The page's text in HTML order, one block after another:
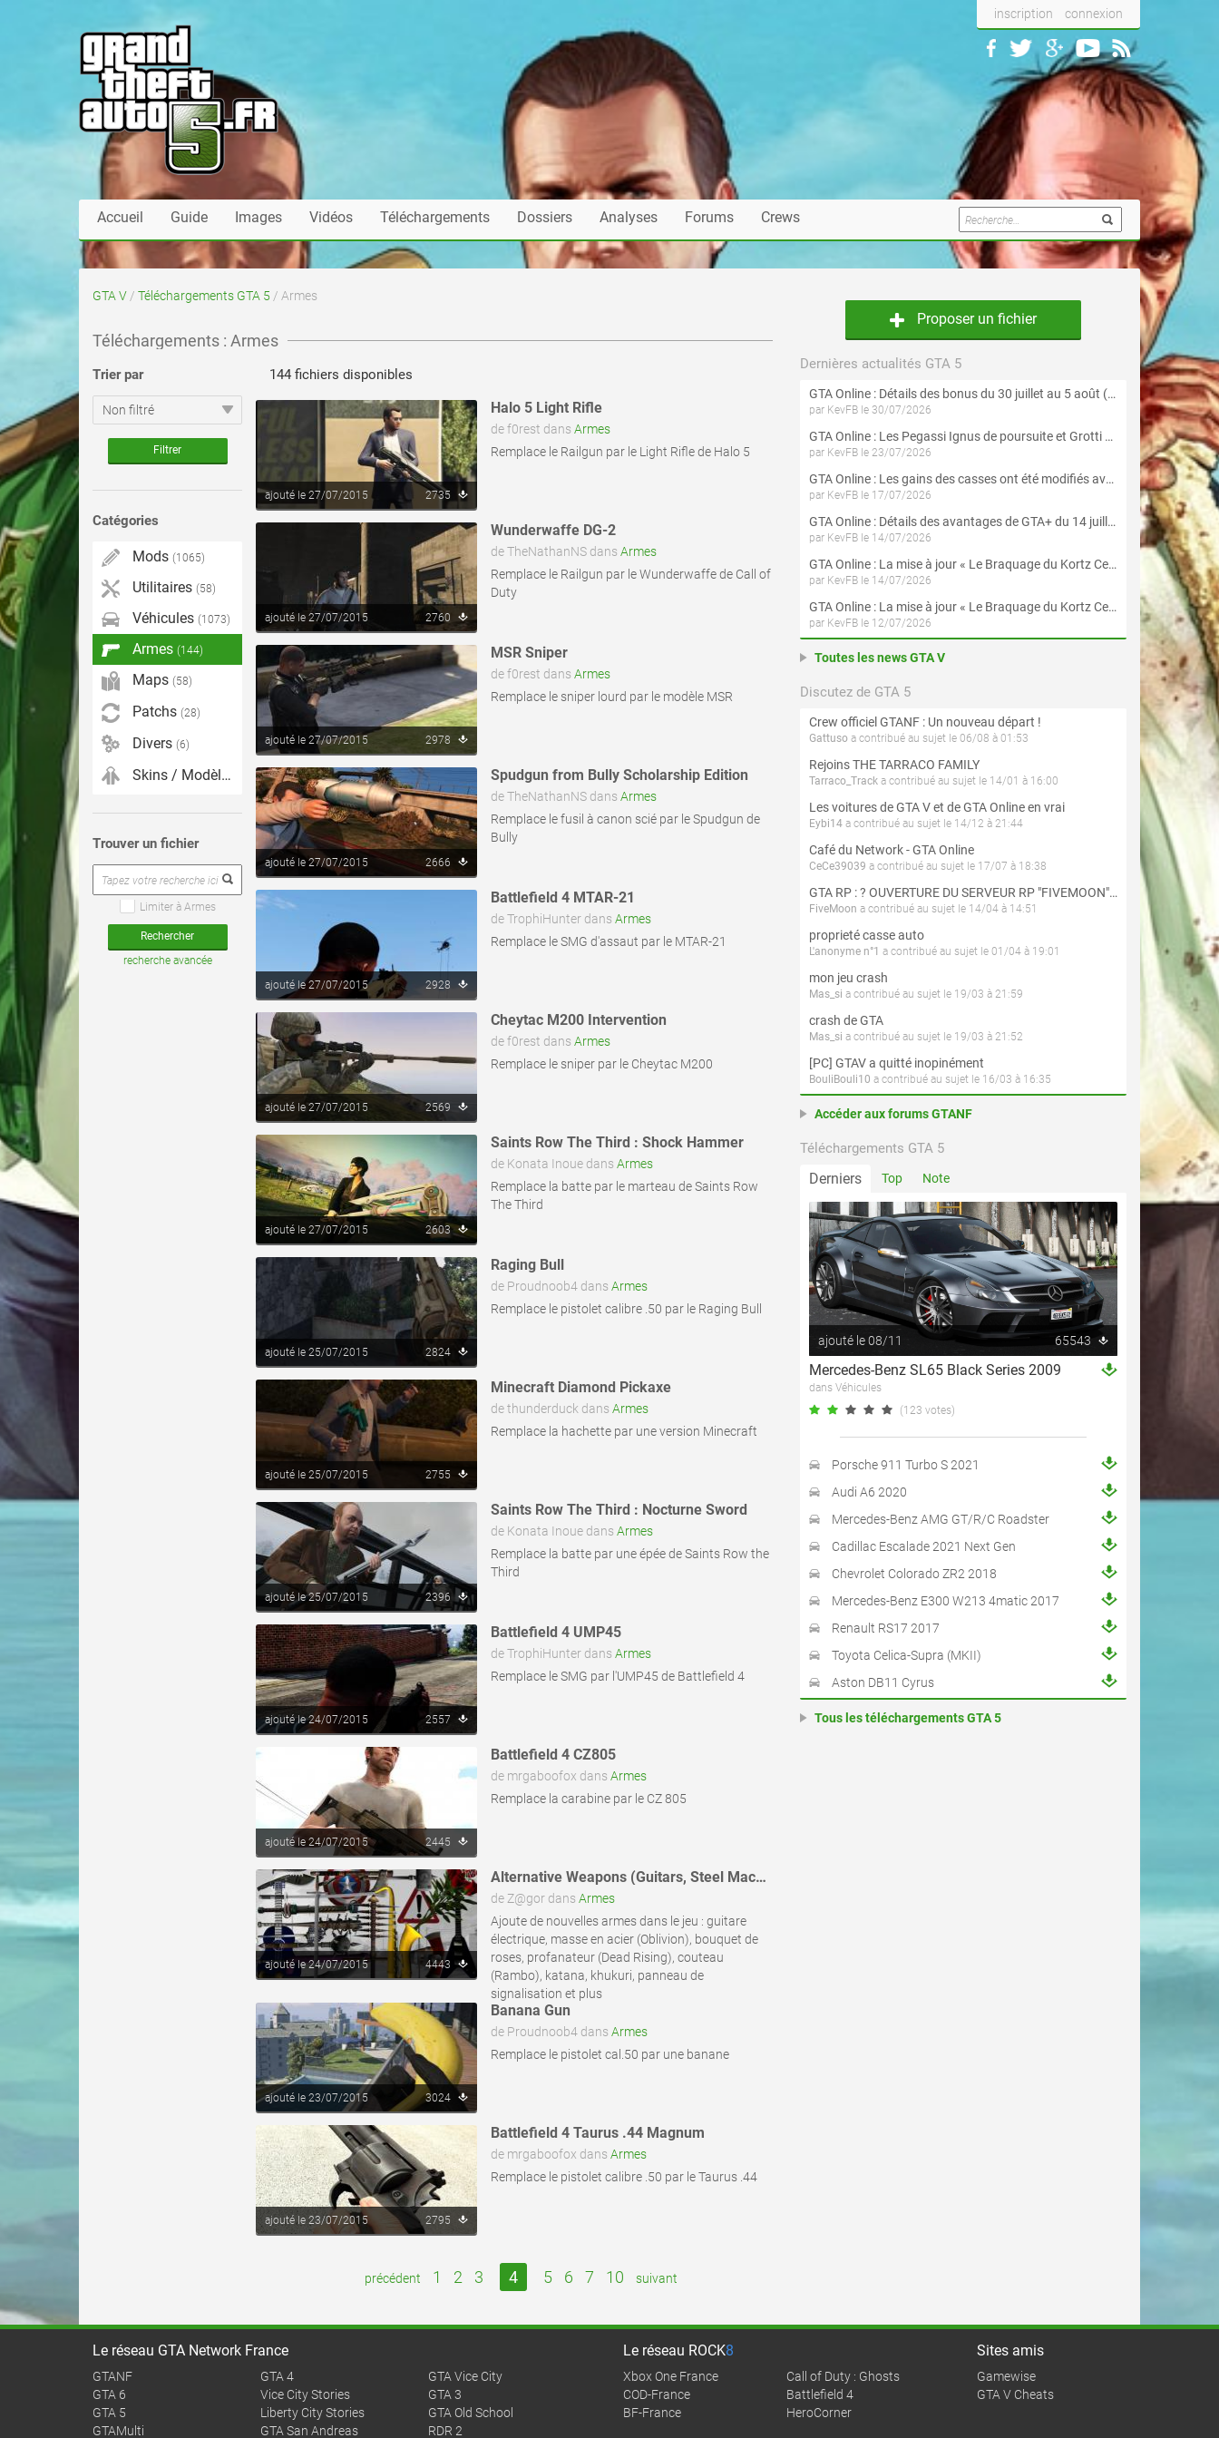
inscription connexion
Accueil Guide Images Vidéos Téléchargements Dossiers Analyses Forums Crews
GTA V / Téléchargements GTA 5 / Armes
Téléchargements : Armes
Trier par
Catégories
Mods (1065)
Utilitaires (58)
Véhicules (1073)
Armes (144)
Maps (58)
Patchs (28)
Divers (6)
Skins / Modèles (430)
Trouver un fichier
Limiter à Armes
recherche avancée
144 fichiers disponibles
ajouté le 27/07/2015 2735
Halo 5 Light Rifle
de f0rest dans Armes
Remplace le Railgun par le Light Rifle de Halo 5
voir ce fichier
ajouté le 27/07/2015 2760
Wunderwaffe DG-2
de TheNathanNS dans Armes
Remplace le Railgun par le Wunderwaffe de Call of
Duty
voir ce fichier
ajouté le 27/07/2015 2978
MSR Sniper
de f0rest dans Armes
Remplace le sniper lourd par le modèle MSR
voir ce fichier
ajouté le 27/07/2015 2666
Spudgun from Bully Scholarship Edition
de TheNathanNS dans Armes
Remplace le fusil à canon scié par le Spudgun de
Bully
voir ce fichier
ajouté le 27/07/2015 2928
Battlefield 4 MTAR-21
de TrophiHunter dans Armes
Remplace le SMG d'assaut par le MTAR-21
voir ce fichier
ajouté le 27/07/2015 2569
Cheytac M200 Intervention
de f0rest dans Armes
Remplace le sniper par le Cheytac M200
voir ce fichier
ajouté le 27/07/2015 2603
Saints Row The Third : Shock Hammer
de Konata Inoue dans Armes
Remplace la batte par le marteau de Saints Row
The Third
voir ce fichier
ajouté le 25/07/2015 2824
Raging Bull
de Proudnoob4 dans Armes
Remplace le pistolet calibre .50 par le Raging Bull
voir ce fichier
ajouté le 25/07/2015 2755
Minecraft Diamond Pickaxe
de thunderduck dans Armes
Remplace la hachette par une version Minecraft
voir ce fichier
ajouté le 25/07/2015 2396
Saints Row The Third : Nocturne Sword
de Konata Inoue dans Armes
Remplace la batte par une épée de Saints Row the
Third
voir ce fichier
ajouté le 24/07/2015 2557
Battlefield 4 UMP45
de TrophiHunter dans Armes
Remplace le SMG par l'UMP45 de Battlefield 4
voir ce fichier
ajouté le 24/07/2015 2445
Battlefield 4 CZ805
de mrgaboofox dans Armes
Remplace la carabine par le CZ 805
voir ce fichier
ajouté le 24/07/2015 4443
Alternative Weapons (Guitars, Steel Mace, etc.)
de Z@gor dans Armes
Ajoute de nouvelles armes dans le jeu : guitare
électrique, masse en acier (Oblivion), bouquet de
roses, profanateur (Dead Rising), couteau
(Rambo), katana, khukuri, panneau de
signalisation et plus
voir ce fichier
ajouté le 23/07/2015 3024
Banana Gun
de Proudnoob4 dans Armes
Remplace le pistolet cal.50 par une banane
voir ce fichier
ajouté le 23/07/2015 2795
Battlefield 4 Taurus .44 Magnum
de mrgaboofox dans Armes
Remplace le pistolet calibre .50 par le Taurus .44
précédent 1 2 3 4 5 6 7 10 suivant
Proposer un fichier
Dernières actualités GTA 5
GTA Online : Détails des bonus du 30 juillet au 5 août (Évènement « Braquages d'été »)
par KevFB le 30/07/2026
GTA Online : Les Pegassi Ignus de poursuite et Grotti Veleno GT sont maintenant disponibles
par KevFB le 23/07/2026
GTA Online : Les gains des casses ont été modifiés avec la mise à jour « Le Braquage du Kortz Center »
par KevFB le 17/07/2026
GTA Online : Détails des avantages de GTA+ du 14 juillet au 12 août
par KevFB le 14/07/2026
GTA Online : La mise à jour « Le Braquage du Kortz Center » est maintenant disponible
par KevFB le 14/07/2026
GTA Online : La mise à jour « Le Braquage du Kortz Center » est disponible en préchargement sur PS5 et Xbox Series X|S
par KevFB le 12/07/2026
Toutes les news GTA V
Discutez de GTA 5
Crew officiel GTANF : Un nouveau départ !
Gattuso a contribué au sujet le 06/08 à 01:53
Rejoins THE TARRACO FAMILY
Tarraco_Track a contribué au sujet le 14/01 à 16:00
Les voitures de GTA V et de GTA Online en vrai
Eybi14 a contribué au sujet le 14/12 à 21:44
Café du Network - GTA Online
CeCe39039 a contribué au sujet le 17/07 à 18:38
GTA RP : ? OUVERTURE DU SERVEUR RP "FIVEMOON"  ACCÈS LIBRE ?
FiveMoon a contribué au sujet le 14/04 à 14:51
proprieté casse auto
L'anonyme n°1 a contribué au sujet le 01/04 à 19:01
mon jeu crash
Mas_si a contribué au sujet le 19/03 à 21:59
crash de GTA
Mas_si a contribué au sujet le 19/03 à 21:52
[PC] GTAV a quitté inopinément
BouliBouli10 a contribué au sujet le 16/03 à 16:35
Accéder aux forums GTANF
Téléchargements GTA 5
Derniers Top Note
ajouté le 08/11 65543
Mercedes-Benz SL65 Black Series 2009
dans Véhicules
(123 votes)
Porsche 911 Turbo S 2021
Audi A6 2020
Mercedes-Benz AMG GT/R/C Roadster
Cadillac Escalade 2021 Next Gen
Chevrolet Colorado ZR2 2018
Mercedes-Benz E300 W213 4matic 2017
Renault RS17 2017
Toyota Celica-Supra (MKII)
Aston DB11 Cyrus
Tous les téléchargements GTA 5
Le réseau GTA Network France
GTANF
GTA 6
GTA 5
GTAMulti
GTA 4
Vice City Stories
Liberty City Stories
GTA San Andreas
GTA Vice City
GTA 3
GTA Old School
RDR 2
Le réseau ROCK8
Xbox One France
COD-France
BF-France
Call of Duty : Ghosts
Battlefield 4
HeroCorner
Sites amis
Gamewise
GTA V Cheats